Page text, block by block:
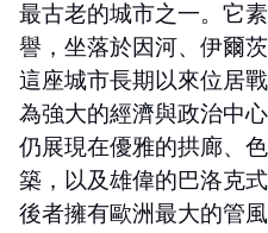
最古老的城市之一。它
譽，坐落於因河、伊爾
這座城市長期以來位居
為強大的經濟與政治中
仍展現在優雅的拱廊、
築，以及雄偉的巴洛克
後者擁有歐洲最大的管